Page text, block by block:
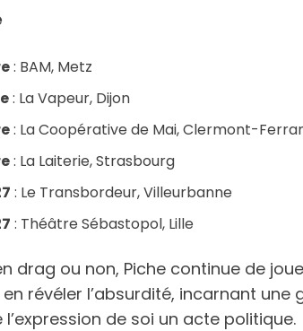
: BAM, Metz
: La Vapeur, Dijon
: La Coopérative de Mai, Clermont-
: La Laiterie, Strasbourg
: Le Transbordeur, Villeurbanne
: Théâtre Sébastopol, Lille
drag ou non, Piche continue de
révéler l’absurdité, incarnant une
de soi un acte politique.